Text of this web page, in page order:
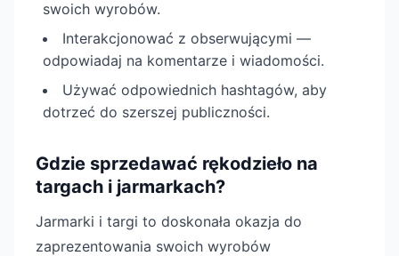
swoich wyrobów.
Interakcjonować z obserwującymi —
odpowiadaj na komentarze i wiadomości.
Używać odpowiednich hashtagów, aby
dotrzeć do szerszej publiczności.
Gdzie sprzedawać rękodzieło na
targach i jarmarkach?
Jarmarki i targi to doskonała okazja do
zaprezentowania swoich wyrobów